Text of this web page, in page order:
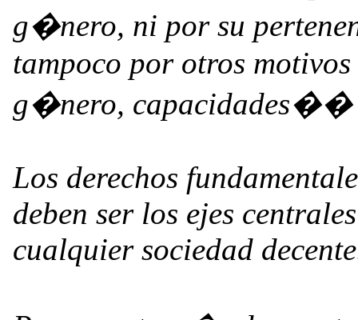
g�nero, ni por su
tampoco por otros
g�nero, capacidades��
Los derechos
deben ser los ejes
cualquier sociedad